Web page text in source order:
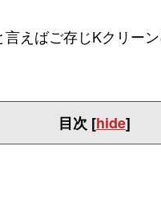
えばご存じKクリー
目次 [hide]